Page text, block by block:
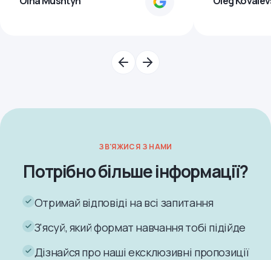
ЗВ'ЯЖИСЯ З НАМИ
Потрібно більше інформації?
Отримай відповіді на всі запитання
З'ясуй, який формат навчання тобі підійде
Дізнайся про наші ексклюзивні пропозиції